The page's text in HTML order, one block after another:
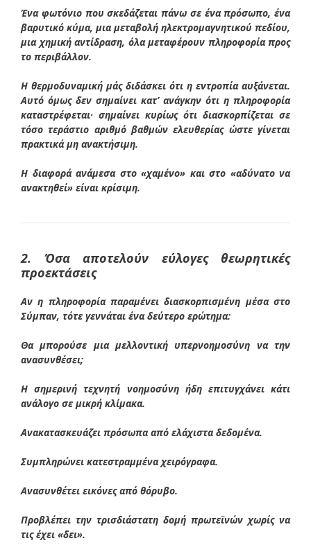
Ένα φωτόνιο που σκεδάζεται πάνω σε ένα πρόσωπο, ένα
βαρυτικό κύμα, μια μεταβολή ηλεκτρομαγνητικού πεδίου,
μια χημική αντίδραση, όλα μεταφέρουν πληροφορία προς
το περιβάλλον.
Η θερμοδυναμική μάς διδάσκει ότι η εντροπία αυξάνεται.
Αυτό όμως δεν σημαίνει κατ’ ανάγκην ότι η πληροφορία
καταστρέφεται· σημαίνει κυρίως ότι διασκορπίζεται σε
τόσο τεράστιο αριθμό βαθμών ελευθερίας ώστε γίνεται
πρακτικά μη ανακτήσιμη.
Η διαφορά ανάμεσα στο «χαμένο» και στο «αδύνατο να
ανακτηθεί» είναι κρίσιμη.
2. Όσα αποτελούν εύλογες θεωρητικές
προεκτάσεις
Αν η πληροφορία παραμένει διασκορπισμένη μέσα στο
Σύμπαν, τότε γεννάται ένα δεύτερο ερώτημα:
Θα μπορούσε μια μελλοντική υπερνοημοσύνη να την
ανασυνθέσει;
Η σημερινή τεχνητή νοημοσύνη ήδη επιτυγχάνει κάτι
ανάλογο σε μικρή κλίμακα.
Ανακατασκευάζει πρόσωπα από ελάχιστα δεδομένα.
Συμπληρώνει κατεστραμμένα χειρόγραφα.
Ανασυνθέτει εικόνες από θόρυβο.
Προβλέπει την τρισδιάστατη δομή πρωτεϊνών χωρίς να
τις έχει «δει».